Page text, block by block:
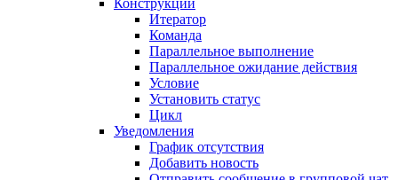
Конструкции
Итератор
Команда
Параллельное выполнение
Параллельное ожидание действия
Условие
Установить статус
Цикл
Уведомления
График отсутствия
Добавить новость